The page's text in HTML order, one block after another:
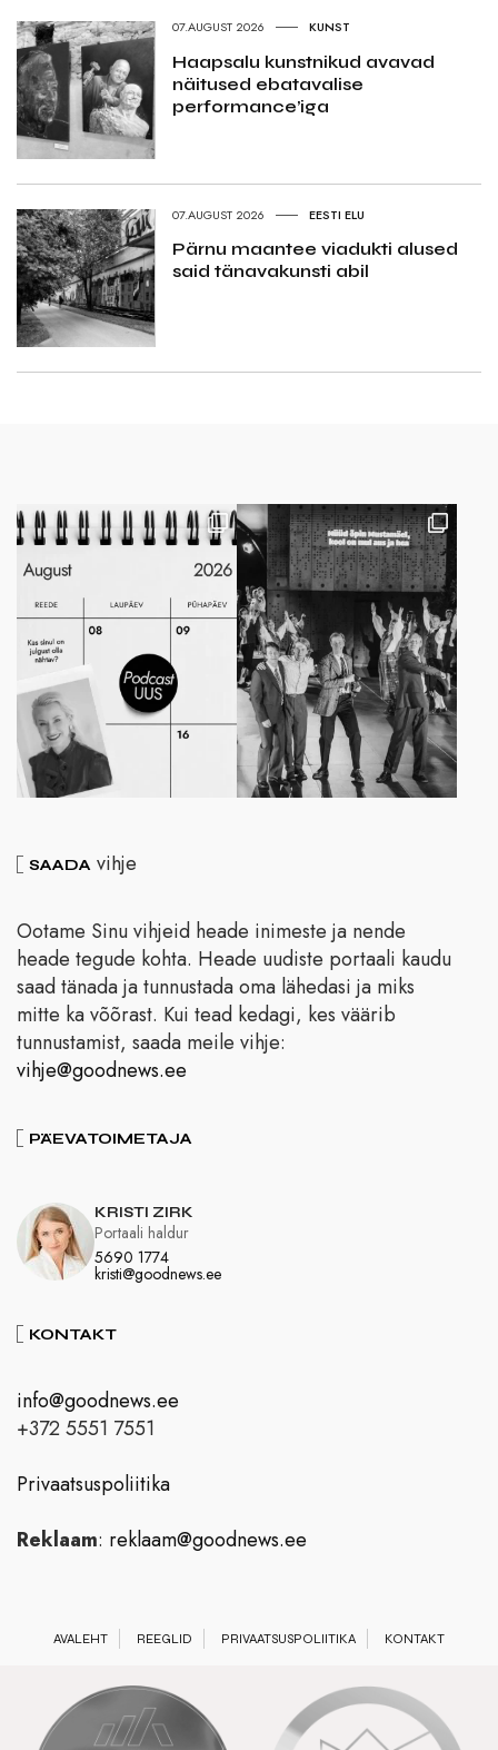
07.AUGUST 2026 KUNST
Haapsalu kunstnikud avavad
näitused ebatavalise
performance’iga
07.AUGUST 2026 EESTI ELU
Pärnu maantee viadukti alused
said tänavakunsti abil
SAADA vihje
Ootame Sinu vihjeid heade inimeste ja nende
heade tegude kohta. Heade uudiste portaali kaudu
saad tänada ja tunnustada oma lähedasi ja miks
mitte ka võõrast. Kui tead kedagi, kes väärib
tunnustamist, saada meile vihje:
vihje@goodnews.ee
PÄEVATOIMETAJA
KRISTI ZIRK
5690 1774
kristi@goodnews.ee
Portaali haldur
KONTAKT
info@goodnews.ee
+372 5551 7551
Privaatsuspoliitika
Reklaam: reklaam@goodnews.ee
AVALEHT REEGLID PRIVAATSUSPOLIITIKA KONTAKT